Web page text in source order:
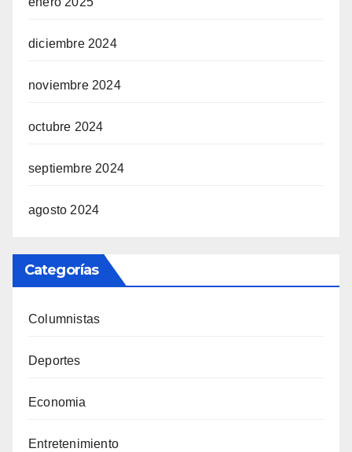
diciembre 2024
noviembre 2024
octubre 2024
septiembre 2024
agosto 2024
Categorías
Columnistas
Deportes
Economia
Entretenimiento